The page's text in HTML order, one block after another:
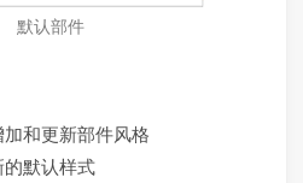
默认部件
和更新部件风格
的默认样式